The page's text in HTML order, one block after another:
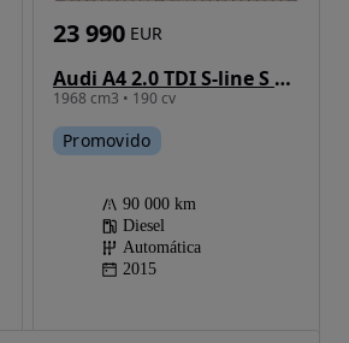
Audi A4 2.0 TDI S-line S tronic
1968 cm3 • 190 cv
23 990 EUR
Promovido
90 000 km
Diesel
Automática
2015